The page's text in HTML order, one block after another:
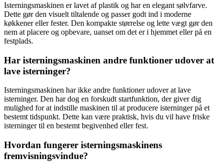
Isterningsmaskinen er lavet af plastik og har en elegant sølvfarve.
Dette gør den visuelt tiltalende og passer godt ind i moderne
køkkener eller fester. Den kompakte størrelse og lette vægt gør den
nem at placere og opbevare, uanset om det er i hjemmet eller på en
festplads.
Har isterningsmaskinen andre funktioner udover at
lave isterninger?
Isterningsmaskinen har ikke andre funktioner udover at lave
isterninger. Den har dog en forskudt startfunktion, der giver dig
mulighed for at indstille maskinen til at producere isterninger på et
bestemt tidspunkt. Dette kan være praktisk, hvis du vil have friske
isterninger til en bestemt begivenhed eller fest.
Hvordan fungerer isterningsmaskinens
fremvisningsvindue?